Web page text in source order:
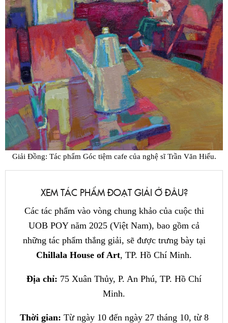
Giải Đồng: Tác phẩm Góc tiệm cafe của nghệ sĩ Trần Văn Hiếu.
XEM TÁC PHẨM ĐOẠT GIẢI Ở ĐÂU?
Các tác phẩm vào vòng chung khảo của cuộc thi
UOB POY năm 2025 (Việt Nam), bao gồm cả
những tác phẩm thắng giải, sẽ được trưng bày tại
Chillala House of Art, TP. Hồ Chí Minh.
Địa chỉ: 75 Xuân Thủy, P. An Phú, TP. Hồ Chí
Minh.
Thời gian: Từ ngày 10 đến ngày 27 tháng 10, từ 8